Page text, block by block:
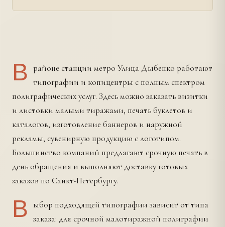
В районе станции метро Улица Дыбенко работают
типографии и копицентры с полным спектром
полиграфических услуг. Здесь можно заказать визитки
и листовки малыми тиражами, печать буклетов и
каталогов, изготовление баннеров и наружной
рекламы, сувенирную продукцию с логотипом.
Большинство компаний предлагают срочную печать в
день обращения и выполняют доставку готовых
заказов по Санкт-Петербургу.
В
ыбор подходящей типографии зависит от типа
заказа: для срочной малотиражной полиграфии